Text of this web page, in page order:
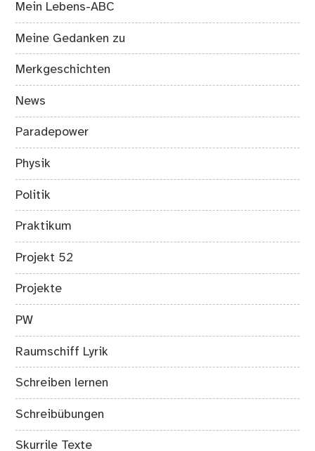
Mein Lebens-ABC
Meine Gedanken zu
Merkgeschichten
News
Paradepower
Physik
Politik
Praktikum
Projekt 52
Projekte
PW
Raumschiff Lyrik
Schreiben lernen
Schreibübungen
Skurrile Texte